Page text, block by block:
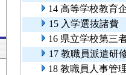
14 高等学校教育
15 入学選抜諸費
16 県立学校第三
17 教職員派遣研
18 教職員人事管